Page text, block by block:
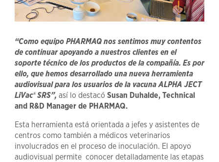
“Como equipo PHARMAQ nos sentimos muy contentos
de continuar apoyando a nuestros clientes en el
soporte técnico de los productos de la compañía. Es por
ello, que hemos desarrollado una nueva herramienta
audiovisual para los usuarios de la vacuna ALPHA JECT
LiVac® SRS”, así lo destacó Susan Duhalde, Technical
and R&D Manager de PHARMAQ.
Esta herramienta está orientada a jefes y asistentes de
centros como también a médicos veterinarios
involucrados en el proceso de inoculación. El apoyo
audiovisual permite conocer detalladamente las etapas